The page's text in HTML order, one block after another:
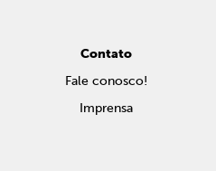
Contato
Fale conosco!
Imprensa